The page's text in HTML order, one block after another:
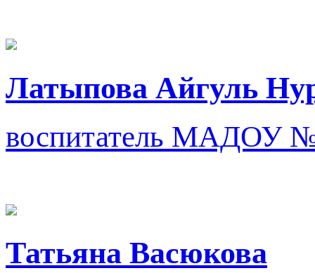
Латыпова Айгуль
воспитатель МАДОУ
Татьяна Васюкова